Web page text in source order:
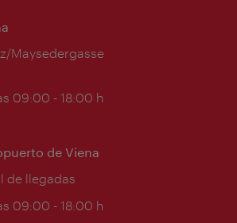
Maysedergasse
09:00 - 18:00 h
de Viena
de llegadas
09:00 - 18:00 h